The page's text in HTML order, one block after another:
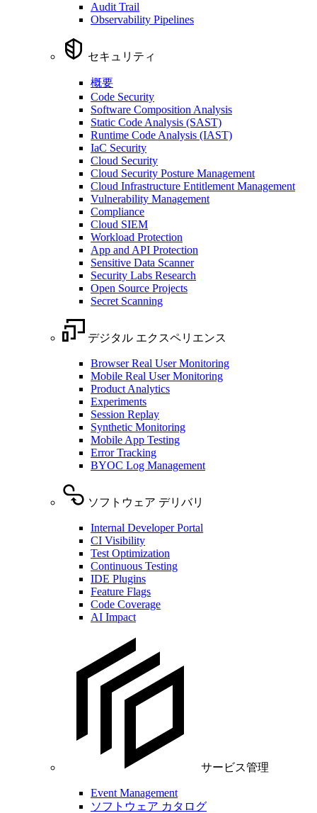
Audit Trail
Observability Pipelines
セキュリティ
概要
Code Security
Software Composition Analysis
Static Code Analysis (SAST)
Runtime Code Analysis (IAST)
IaC Security
Cloud Security
Cloud Security Posture Management
Cloud Infrastructure Entitlement Management
Vulnerability Management
Compliance
Cloud SIEM
Workload Protection
App and API Protection
Sensitive Data Scanner
Security Labs Research
Open Source Projects
Secret Scanning
デジタル エクスペリエンス
Browser Real User Monitoring
Mobile Real User Monitoring
Product Analytics
Experiments
Session Replay
Synthetic Monitoring
Mobile App Testing
Error Tracking
BYOC Log Management
ソフトウェア デリバリ
Internal Developer Portal
CI Visibility
Test Optimization
Continuous Testing
IDE Plugins
Feature Flags
Code Coverage
AI Impact
サービス管理
Event Management
ソフトウェア カタログ